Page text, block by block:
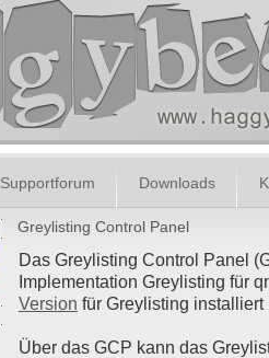
Supportforum Downloads
Greylisting Control Panel
Das Greylisting Control Panel
Implementation Greylisting für
Version für Greylisting
Über das GCP kann das